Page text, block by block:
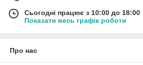
Сьогодні працює з 10:00 до 18:00
Показати весь графік роботи
Про нас